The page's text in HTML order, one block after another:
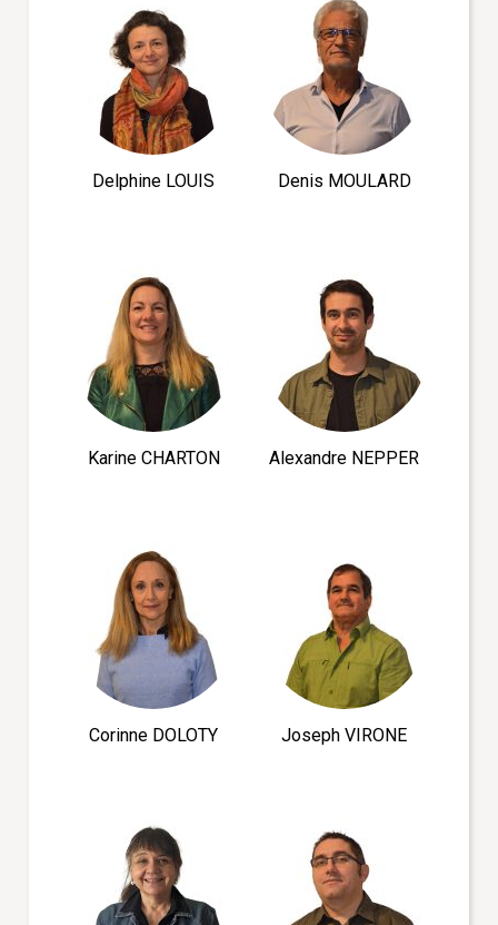
Delphine LOUIS Denis MOULARD
Karine CHARTON Alexandre NEPPER
Corinne DOLOTY Joseph VIRONE